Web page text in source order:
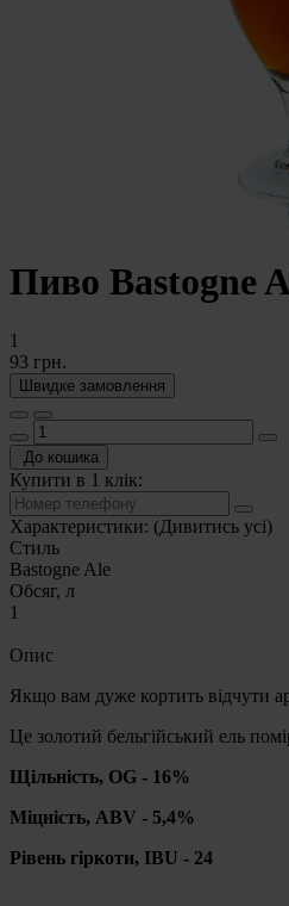
Пиво Bastogne
1
93 грн.
Швидке замовлення
До кошика
Купити в 1 клік:
Характеристики: (Дивитись усі)
Стиль
Bastogne Ale
Обсяг, л
1
Опис
Якщо вам дуже кортить відчути
Це золотий бельгійський ель
Щільність, OG - 16%
Міцність, ABV - 5,4%
Рівень гіркоти, IBU - 24